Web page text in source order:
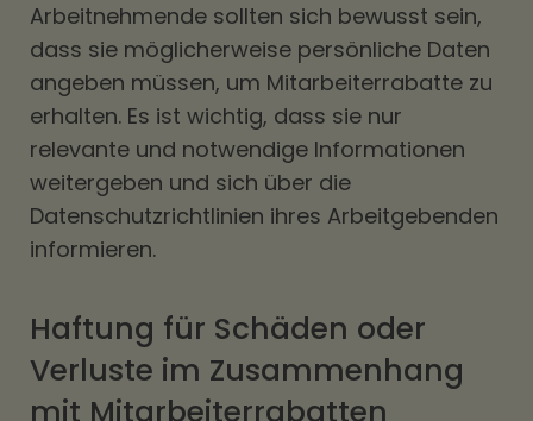
Arbeitnehmende sollten sich bewusst sein,
dass sie möglicherweise persönliche Daten
angeben müssen, um Mitarbeiterrabatte zu
erhalten. Es ist wichtig, dass sie nur
relevante und notwendige Informationen
weitergeben und sich über die
Datenschutzrichtlinien ihres Arbeitgebenden
informieren.
Haftung für Schäden oder
Verluste im Zusammenhang
mit Mitarbeiterrabatten